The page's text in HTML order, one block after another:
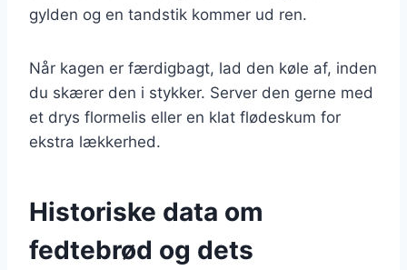
gylden og en tandstik kommer ud ren.
Når kagen er færdigbagt, lad den køle af, inden
du skærer den i stykker. Server den gerne med
et drys flormelis eller en klat flødeskum for
ekstra lækkerhed.
Historiske data om
fedtebrød og dets